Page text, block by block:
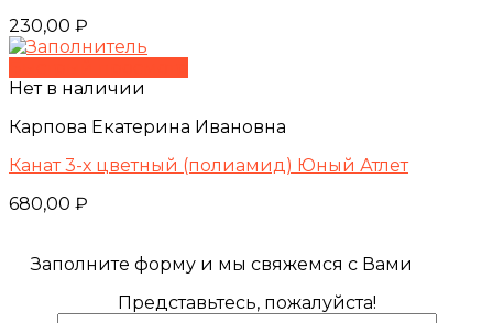
230,00 ₽
Нет в наличии
Карпова Екатерина Ивановна
Канат 3-х цветный (полиамид) Юный Атлет
680,00 ₽
Заполните форму и мы свяжемся с Вами
Представьтесь, пожалуйста!